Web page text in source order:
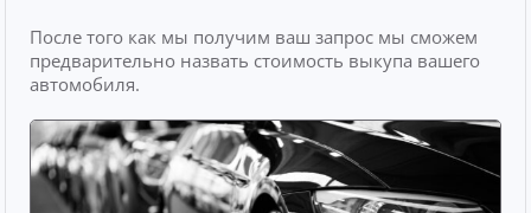
После того как мы получим ваш запрос мы сможем
предварительно назвать стоимость выкупа вашего
автомобиля.